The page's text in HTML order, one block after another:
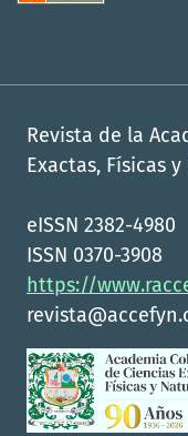
Revista de la
Exactas, Físicas
eISSN 2382-4980
ISSN 0370-3908
https://